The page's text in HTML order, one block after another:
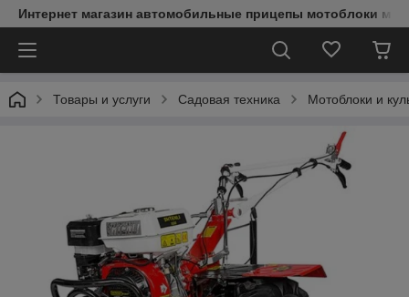
Интернет магазин автомобильные прицепы мотоблоки
Товары и услуги Садовая техника Мотоблоки и